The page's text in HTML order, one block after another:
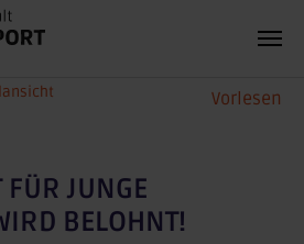
Vorlesen
FÜR JUNGE
BELOHNT!